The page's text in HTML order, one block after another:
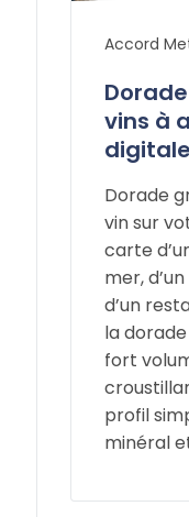
Accord
vins à
digitale
Dorade
vin sur
carte
mer,
d’un
la
fort
profil
minéral